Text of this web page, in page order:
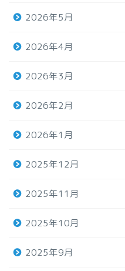
2026年5月
2026年4月
2026年3月
2026年2月
2026年1月
2025年12月
2025年11月
2025年10月
2025年9月